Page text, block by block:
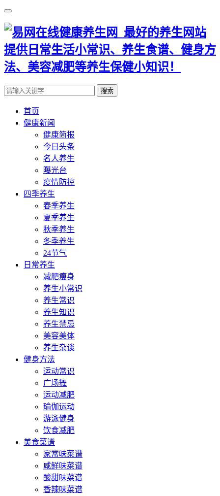
搜索
首页
健康新闻
健康简报
今日头条
名人养生
曝光台
疫情防控
四季养生
春季养生
夏季养生
秋季养生
冬季养生
24节气
日常养生
减肥瘦身
养生小常识
养生常识
养生知识
养生禁忌
美容美体
养生杂谈
健身方法
运动常识
广场舞
运动减肥
瑜伽运动
游泳健身
饮食减肥
美食菜谱
家常味菜谱
咸鲜味菜谱
酸甜味菜谱
香辣味菜谱